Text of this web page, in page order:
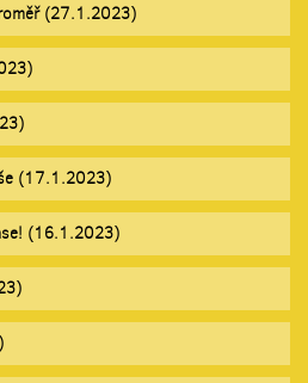
(27.1.2023)
(17.1.2023)
(16.1.2023)